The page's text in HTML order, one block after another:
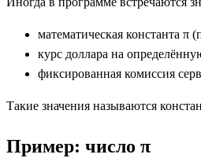
математическая константа π
курс доллара на
фиксированная комиссия
Такие значения называются
Пример: число π